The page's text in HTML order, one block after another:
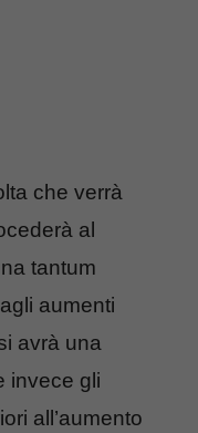
che verrà
al
tantum
aumenti
avrà una
invece gli
all’aumento